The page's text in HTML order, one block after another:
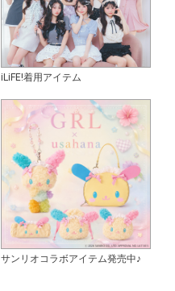
iLiFE!着用アイテム
サンリオコラボアイテム発売中♪